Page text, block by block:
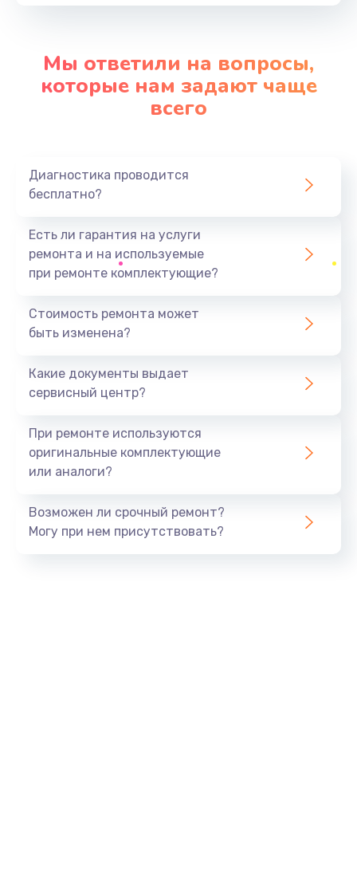
Замена лотка SIM
от 790 руб.
Замена вибро элемента
Замена разъема питания
от 790 руб.
Заказать
от 690 руб.
Замена мультиконтроллера
от 1190 руб.
Замена платы GPS
Мы ответили на вопросы,
которые нам задают чаще
всего
Диагностика проводится
бесплатно?
Есть ли гарантия на услуги
ремонта и на используемые
при ремонте комплектующие?
Стоимость ремонта может
быть изменена?
Какие документы выдает
сервисный центр?
При ремонте используются
оригинальные комплектующие
или аналоги?
Возможен ли срочный ремонт?
Могу при нем присутствовать?